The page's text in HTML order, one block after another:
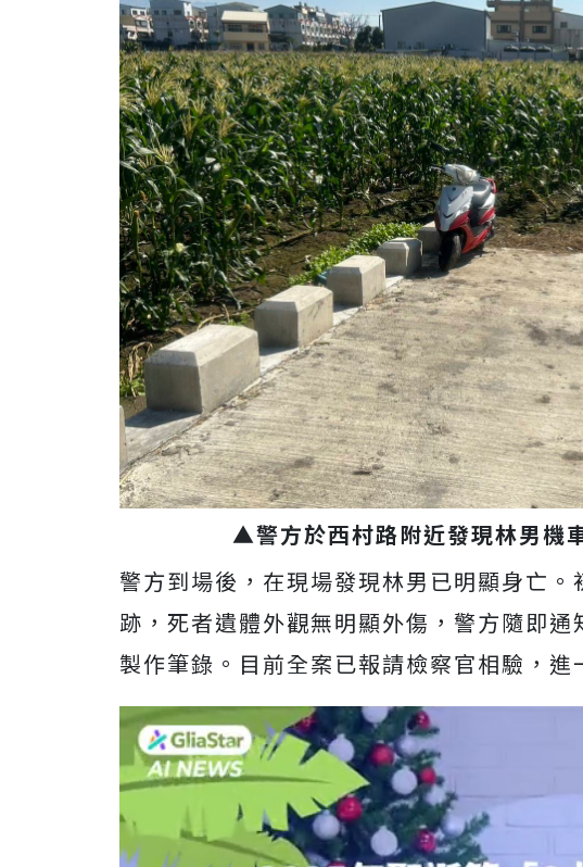
▲警方於西村路附近發現林男機
警方到場後，在現場發現林男已明顯身亡
跡，死者遺體外觀無明顯外傷，警方隨即
製作筆錄。目前全案已報請檢察官相驗，進